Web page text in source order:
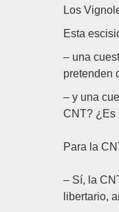
Los
Esta
– una
pretenden
– y una
CNT? ¿Es
Para la
– Sí, la
libertario,